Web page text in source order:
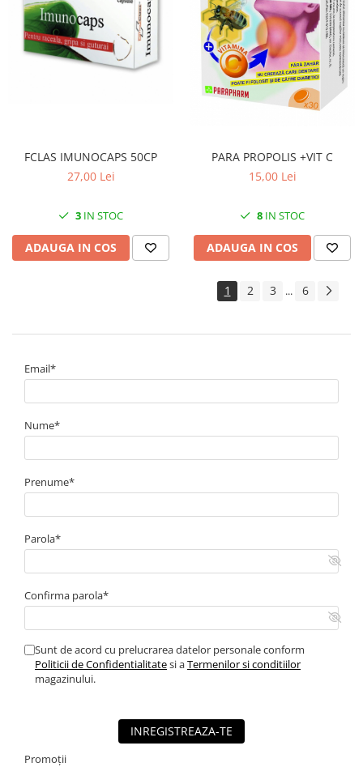
FCLAS IMUNOCAPS 50CP
27,00 Lei
3 IN STOC
ADAUGA IN COS
PARA PROPOLIS +VIT C
15,00 Lei
8 IN STOC
ADAUGA IN COS
1 2 3 ... 6
Email*
Nume*
Prenume*
Parola*
Confirma parola*
Sunt de acord cu prelucrarea datelor personale conform
Politicii de Confidentialitatesi aTermenilor si conditiilor
magazinului.
INREGISTREAZA-TE
Promoții